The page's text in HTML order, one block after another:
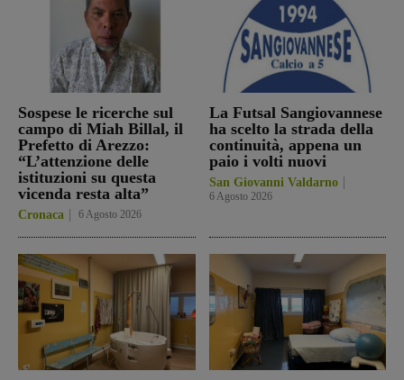
Sospese le ricerche sul
campo di Miah Billal, il
Prefetto di Arezzo:
“L’attenzione delle
istituzioni su questa
vicenda resta alta”
Cronaca 6 Agosto 2026
La Futsal Sangiovannese
ha scelto la strada della
continuità, appena un
paio i volti nuovi
San Giovanni Valdarno
6 Agosto 2026